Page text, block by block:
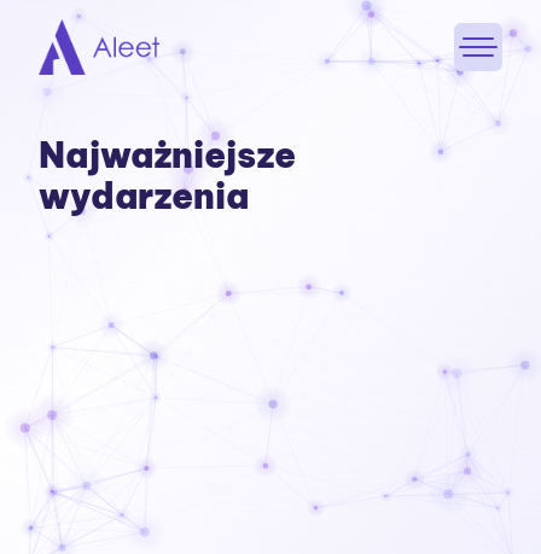
Przejdź do treści
Najważniejsze
wydarzenia